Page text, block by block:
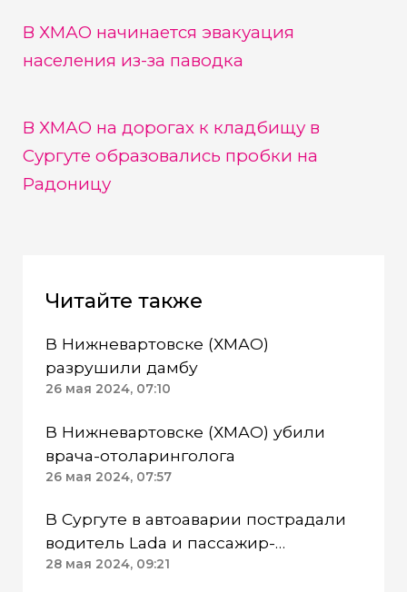
В ХМАО начинается эвакуация
населения из-за паводка
В ХМАО на дорогах к кладбищу в
Сургуте образовались пробки на
Радоницу
Читайте также
В Нижневартовске (ХМАО)
разрушили дамбу
26 мая 2024, 07:10
В Нижневартовске (ХМАО) убили
врача-отоларинголога
26 мая 2024, 07:57
В Сургуте в автоаварии пострадали
водитель Lada и пассажир-
подросток
28 мая 2024, 09:21